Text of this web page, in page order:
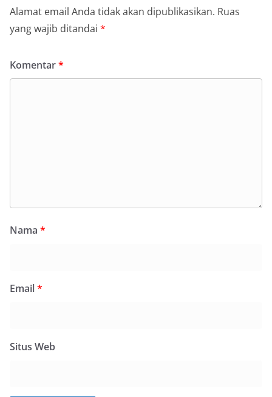
Alamat email Anda tidak akan dipublikasikan. Ruas
yang wajib ditandai *
Komentar*
Nama *
Email*
Situs Web